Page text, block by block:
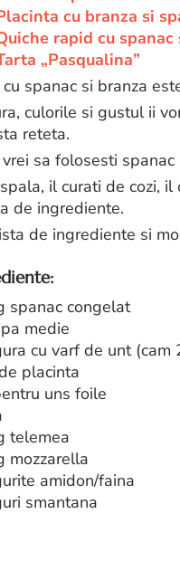
cu branza si
rapid cu spanac
„Pasqualina”
spanac si branza
culorile si gustul ii
reteta.
vrei sa folosesti
il curati de cozi,
de ingrediente.
de ingrediente si
spanac congelat
medie
cu varf de unt (cam
placinta
uns foile
telemea
mozzarella
amidon/faina
smantana